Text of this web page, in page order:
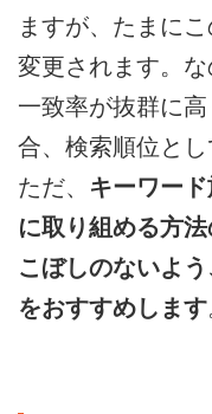
ますが、たまに
変更されます。
一致率が抜群に
合、検索順位とし
ただ、 キーワー
に取り組める方
こぼしのないよ
をおすすめします